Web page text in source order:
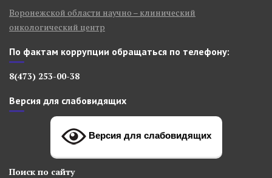
Воронежской области научно – клинический
онкологический центр
По фактам коррупции обращаться по телефону:
8(473) 253-00-38
Версия для слабовидящих
Версия для слабовидящих
Поиск по сайту